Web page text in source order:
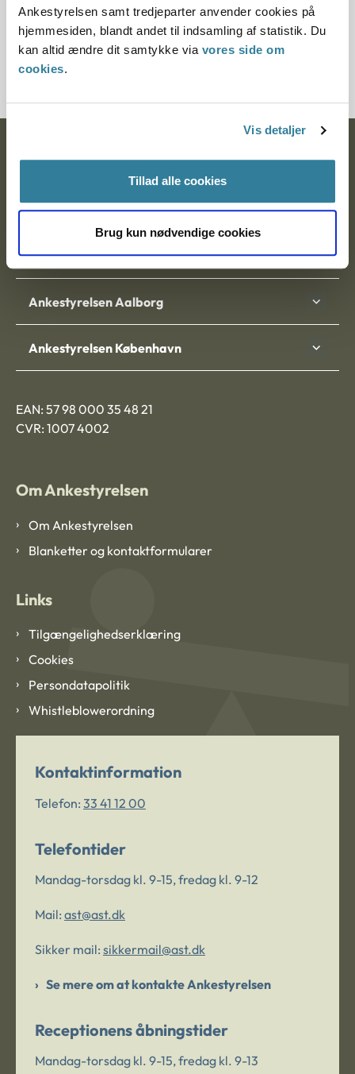
Ankestyrelsen samt tredjeparter anvender cookies på
hjemmesiden, blandt andet til indsamling af statistik. Du
kan altid ændre dit samtykke via vores side om
cookies.
Vis detaljer
Tillad alle cookies
Brug kun nødvendige cookies
Journalnummer
7200244-10
Ankestyrelsen
9000 Aalborg
Ankestyrelsen Aalborg
Ankestyrelsen København
EAN: 57 98 000 35 48 21
CVR: 1007 4002
Om Ankestyrelsen
Om Ankestyrelsen
Blanketter og kontaktformularer
Links
Tilgængelighedserklæring
Cookies
Persondatapolitik
Whistleblowerordning
Kontaktinformation
Telefon: 33 41 12 00
Telefontider
Mandag-torsdag kl. 9-15, fredag kl. 9-12
Mail: ast@ast.dk
Sikker mail: sikkermail@ast.dk
Se mere om at kontakte Ankestyrelsen
Receptionens åbningstider
Mandag-torsdag kl. 9-15, fredag kl. 9-13